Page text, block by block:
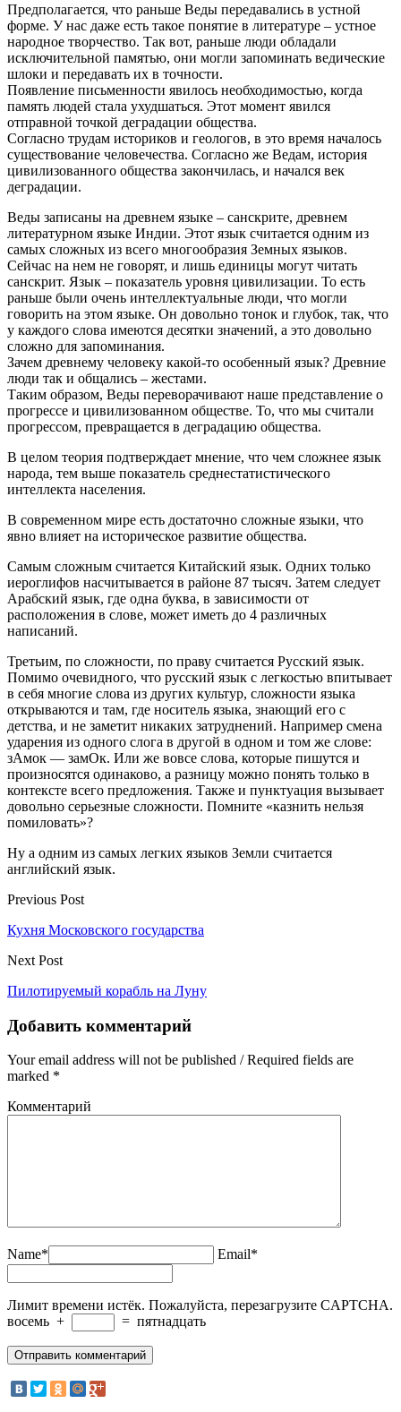
Предполагается, что раньше Веды передавались в устной
форме. У нас даже есть такое понятие в литературе – устное
народное творчество. Так вот, раньше люди обладали
исключительной памятью, они могли запоминать ведические
шлоки и передавать их в точности.
Появление письменности явилось необходимостью, когда
память людей стала ухудшаться. Этот момент явился
отправной точкой деградации общества.
Согласно трудам историков и геологов, в это время началось
существование человечества. Согласно же Ведам, история
цивилизованного общества закончилась, и начался век
деградации.
Веды записаны на древнем языке – санскрите, древнем
литературном языке Индии. Этот язык считается одним из
самых сложных из всего многообразия Земных языков.
Сейчас на нем не говорят, и лишь единицы могут читать
санскрит. Язык – показатель уровня цивилизации. То есть
раньше были очень интеллектуальные люди, что могли
говорить на этом языке. Он довольно тонок и глубок, так, что
у каждого слова имеются десятки значений, а это довольно
сложно для запоминания.
Зачем древнему человеку какой-то особенный язык? Древние
люди так и общались – жестами.
Таким образом, Веды переворачивают наше представление о
прогрессе и цивилизованном обществе. То, что мы считали
прогрессом, превращается в деградацию общества.
В целом теория подтверждает мнение, что чем сложнее язык
народа, тем выше показатель среднестатистического
интеллекта населения.
В современном мире есть достаточно сложные языки, что
явно влияет на историческое развитие общества.
Самым сложным считается Китайский язык. Одних только
иероглифов насчитывается в районе 87 тысяч. Затем следует
Арабский язык, где одна буква, в зависимости от
расположения в слове, может иметь до 4 различных
написаний.
Третьим, по сложности, по праву считается Русский язык.
Помимо очевидного, что русский язык с легкостью впитывает
в себя многие слова из других культур, сложности языка
открываются и там, где носитель языка, знающий его с
детства, и не заметит никаких затруднений. Например смена
ударения из одного слога в другой в одном и том же слове:
зАмок — замОк. Или же вовсе слова, которые пишутся и
произносятся одинаково, а разницу можно понять только в
контексте всего предложения. Также и пунктуация вызывает
довольно серьезные сложности. Помните «казнить нельзя
помиловать»?
Ну а одним из самых легких языков Земли считается
английский язык.
Previous Post
Кухня Московского государства
Next Post
Пилотируемый корабль на Луну
Добавить комментарий
Your email address will not be published / Required fields are
marked *
Комментарий
Name* Email*
Лимит времени истёк. Пожалуйста, перезагрузите CAPTCHA.
восемь + = пятнадцать